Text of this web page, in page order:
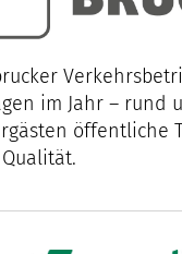
im Jahr –
öffentliche